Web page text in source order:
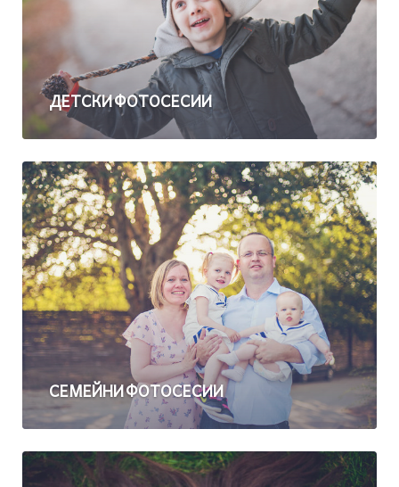
ДЕТСКИ ФОТОСЕСИИ
СЕМЕЙНИ ФОТОСЕСИИ